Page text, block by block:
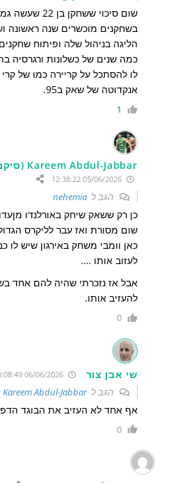
שום סיכוי
בשחקנים מוכשרים שנה ראשונה
הליגה בניהול שלה ופיתוח
כמה שנים של כשלונות ורגרסיה
לו להסתכל על קריירה כמו של
אנקדוטה של שאק ב95.
1
Kareem Abdul-Jabbar (סיקמה לשעבר)
05/06/2026 12:38:22
הגב לnehemia
כן רק ששאק שיחק באורלנדו
שום מסורת ואז עבר לליקרס
לעזוב אותו ….
אבל אז נזכרתי שהיה להם אחד
להעזיב אותו.
0
שי אבן צור 06/06/2026 10:08:49
הגב לKareem Abdul-Jabbar (סיקמה לשעבר)
אף אחד לא העזיב את הבוגד
0